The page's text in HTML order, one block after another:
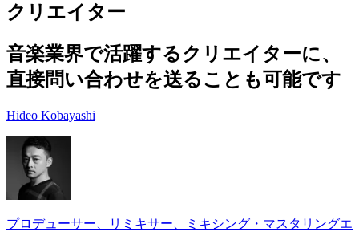
クリエイター
音楽業界で活躍するクリエイターに、
直接問い合わせを送ることも可能です
Hideo Kobayashi
プロデューサー、リミキサー、ミキシング・マスタリングエ